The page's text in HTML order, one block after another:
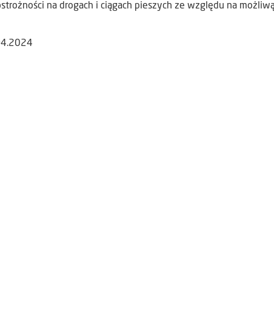
na drogach i ciągach pieszych ze względu na